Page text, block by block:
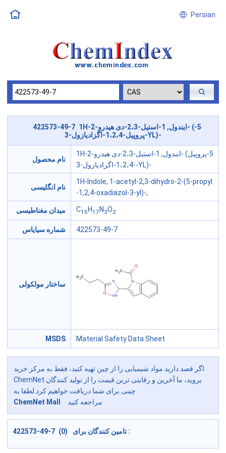
Persian
422573-49-7 1H-ایندول, 1-استیل-2،3-دی هیدرو-2- (5-
پروپیل-1،2،4-اگزادیازول-3-YL)-
نام محصول
1H-ایندول, 1-استیل-2،3-دی هیدرو-2- (5-پروپیل
-1،2،4-اگزادیازول-3-YL)-
نام انگلیسی
1H-Indole, 1-acetyl-2,3-dihydro-2-(5-propyl
-1,2,4-oxadiazol-3-yl)-;
میدان مغناطیسی C15 H17 N 3O2
شماره سیایاس 422573-49-7
ساختار مولکولی
MSDS Material Safety Data Sheet
اگر قصد دارید مواد شیمیایی را از چین تهیه کنید، فقط به مرکز خرید
ChemNet بروید، ما آخرین و رقابتی ترین قیمت را از تولید کنندگان
چینی برای شما دریافت خواهیم کرد.لطفا به
ChemNet Mall
مراجعه کنید
422573-49-7 (0) تامین کنندگان برای :